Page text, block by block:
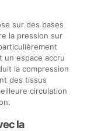
sur des bases
la pression sur
un espace accru
la compression
des tissus
circulation
la